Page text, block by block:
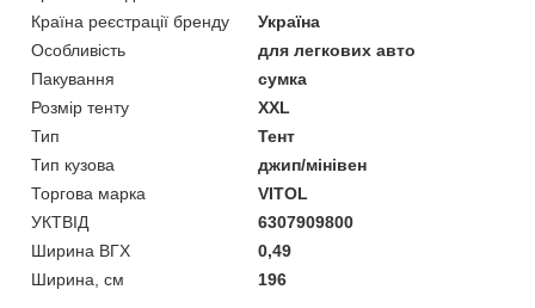
Країна реєстрації бренду
Україна
Особливість
для легкових авто
Пакування
сумка
Розмір тенту
XXL
Тип
Тент
Тип кузова
джип/мінівен
Торгова марка
VITOL
УКТВІД
6307909800
Ширина ВГХ
0,49
Ширина, см
196